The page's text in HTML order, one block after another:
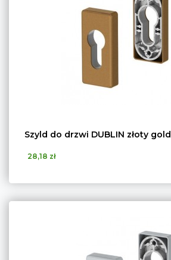
Szyld do drzwi DUBLIN złoty gold
28,18 zł